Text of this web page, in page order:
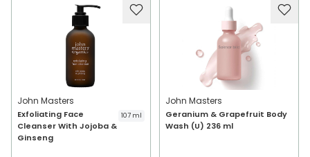
John Masters
Exfoliating Face
Cleanser With Jojoba &
Ginseng
107 ml
John Masters
Geranium & Grapefruit Body
Wash (U) 236 ml